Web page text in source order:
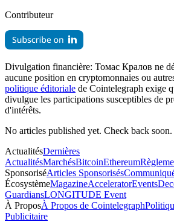
Contributeur
Divulgation financière: Томас Кралов ne
aucune position en cryptomonnaies ou
politique éditoriale de Cointelegraph exige
divulgue les participations susceptibles de
d'intérêts.
No articles published yet. Check back soon.
ActualitésDernières
ActualitésMarchésBitcoinEthereum
SponsoriséArticles Sponsorisés
ÉcosystèmeMagazineAcceleratorEvents
GuardiansLONGITUDE Event
À ProposÀ Propos de Cointelegraph
Publicitaire